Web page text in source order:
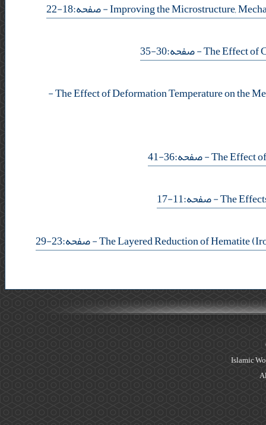
- صفحه:18-22
- صفحه:30-35
-
- صفحه:36-41
- صفحه:11-17
- صفحه:23-29
Islamic